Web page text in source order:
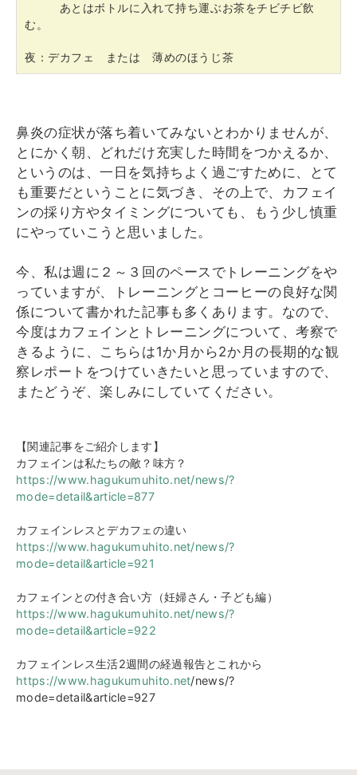
あとはボトルに入れて持ち運ぶお茶をチビチビ飲
む。
夜：デカフェ または 薄めのほうじ茶
鼻炎の症状が落ち着いてみないとわかりませんが、
とにかく朝、どれだけ充実した時間をつかえるか、
というのは、一日を気持ちよく過ごすために、とて
も重要だということに気づき、その上で、カフェイ
ンの採り方やタイミングについても、もう少し慎重
にやっていこうと思いました。
今、私は週に２～３回のペースでトレーニングをや
っていますが、トレーニングとコーヒーの良好な関
係について書かれた記事も多くあります。なので、
今度はカフェインとトレーニングについて、考察で
きるように、こちらは1か月から2か月の長期的な観
察レポートをつけていきたいと思っていますので、
またどうぞ、楽しみにしていてください。
【関連記事をご紹介します】
カフェインは私たちの敵？味方？
https://www.hagukumuhito.net/news/?
mode=detail&article=877
カフェインレスとデカフェの違い
https://www.hagukumuhito.net/news/?
mode=detail&article=921
カフェインとの付き合い方（妊婦さん・子ども編）
https://www.hagukumuhito.net/news/?
mode=detail&article=922
カフェインレス生活2週間の経過報告とこれから
https://www.hagukumuhito.net/news/?
mode=detail&article=927